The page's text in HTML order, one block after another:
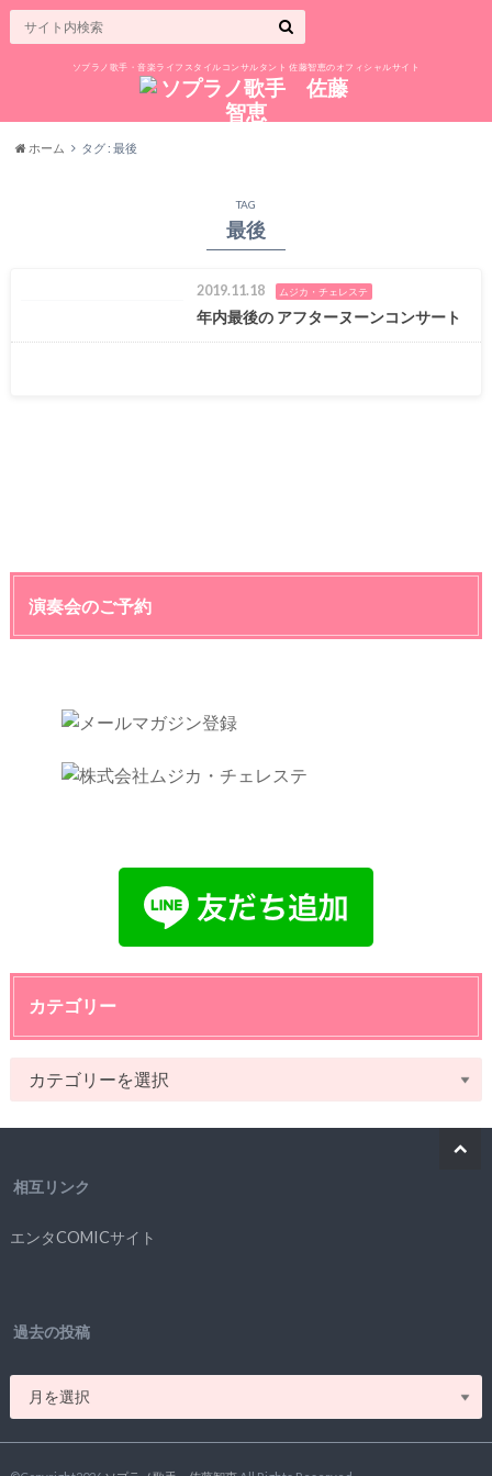
ソプラノ歌手・音楽ライフスタイルコンサルタント 佐藤智恵のオフィシャルサイト
ホーム タグ : 最後
TAG
最後
2019.11.18 ムジカ・チェレステ
年内最後の アフターヌーンコンサート
演奏会のご予約
カテゴリー
相互リンク
エンタCOMICサイト
過去の投稿